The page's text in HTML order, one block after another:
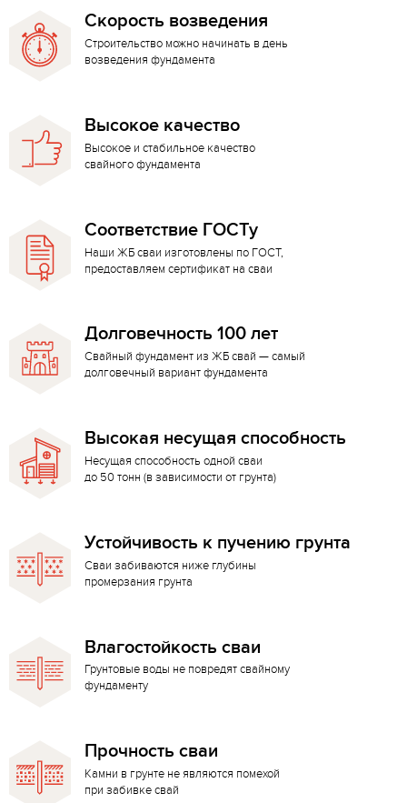
Скорость возведения
Строительство можно начинать в день
возведения фундамента
Высокое качество
Высокое и стабильное качество
свайного фундамента
Соответствие ГОСТу
Наши ЖБ сваи изготовлены по ГОСТ,
предоставляем сертификат на сваи
Долговечность 100 лет
Свайный фундамент из ЖБ свай — самый
долговечный вариант фундамента
Высокая несущая способность
Несущая способность одной сваи
до 50 тонн (в зависимости от грунта)
Устойчивость к пучению грунта
Сваи забиваются ниже глубины
промерзания грунта
Влагостойкость сваи
Грунтовые воды не повредят свайному
фундаменту
Прочность сваи
Камни в грунте не являются помехой
при забивке свай